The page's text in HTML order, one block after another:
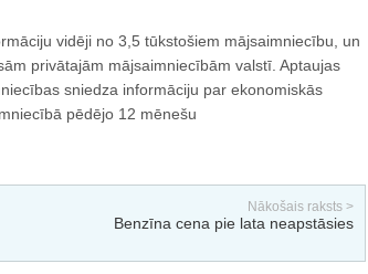
vidēji no 3,5 tūkstošiem mājsaimniecību, un
privātajām mājsaimniecībām valstī. Aptaujas
sniedza informāciju par ekonomiskās
pēdējo 12 mēnešu
Nākošais raksts >
Benzīna cena pie lata neapstāsies